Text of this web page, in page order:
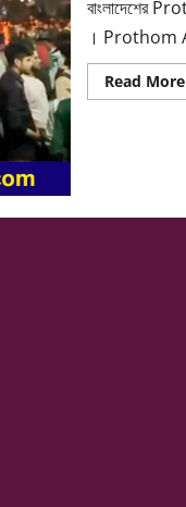
বাংলাদেশের
। Prothom
Read More